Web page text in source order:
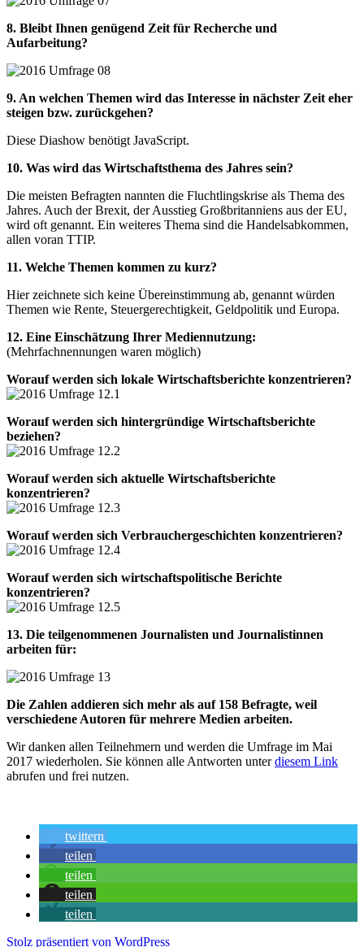
8. Bleibt Ihnen genügend Zeit für Recherche und
Aufarbeitung?
9. An welchen Themen wird das Interesse in nächster Zeit eher
steigen bzw. zurückgehen?
Diese Diashow benötigt JavaScript.
10. Was wird das Wirtschaftsthema des Jahres sein?
Die meisten Befragten nannten die Fluchtlingskrise als Thema des
Jahres. Auch der Brexit, der Ausstieg Großbritanniens aus der EU,
wird oft genannt. Ein weiteres Thema sind die Handelsabkommen,
allen voran TTIP.
11. Welche Themen kommen zu kurz?
Hier zeichnete sich keine Übereinstimmung ab, genannt würden
Themen wie Rente, Steuergerechtigkeit, Geldpolitik und Europa.
12. Eine Einschätzung Ihrer Mediennutzung:
(Mehrfachnennungen waren möglich)
Worauf werden sich lokale Wirtschaftsberichte konzentrieren?
Worauf werden sich hintergründige Wirtschaftsberichte
beziehen?
Worauf werden sich aktuelle Wirtschaftsberichte
konzentrieren?
Worauf werden sich Verbrauchergeschichten konzentrieren?
Worauf werden sich wirtschaftspolitische Berichte
konzentrieren?
13. Die teilgenommenen Journalisten und Journalistinnen
arbeiten für:
Die Zahlen addieren sich mehr als auf 158 Befragte, weil
verschiedene Autoren für mehrere Medien arbeiten.
Wir danken allen Teilnehmern und werden die Umfrage im Mai
2017 wiederholen. Sie können alle Antworten unterdiesem Link
abrufen und frei nutzen.
twittern
teilen
teilen
teilen
teilen
Stolz präsentiert von WordPress